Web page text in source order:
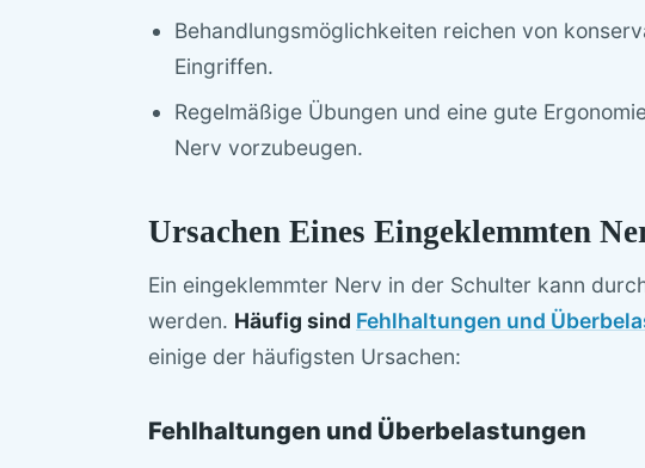
Behandlungsmöglichkeiten reichen von
Eingriffen.
Regelmäßige Übungen und eine gute
Nerv vorzubeugen.
Ursachen Eines Eingeklemmten
Ein eingeklemmter Nerv in der Schulter kann
werden. Häufig sind Fehlhaltungen und
einige der häufigsten Ursachen:
Fehlhaltungen und Überbelastungen